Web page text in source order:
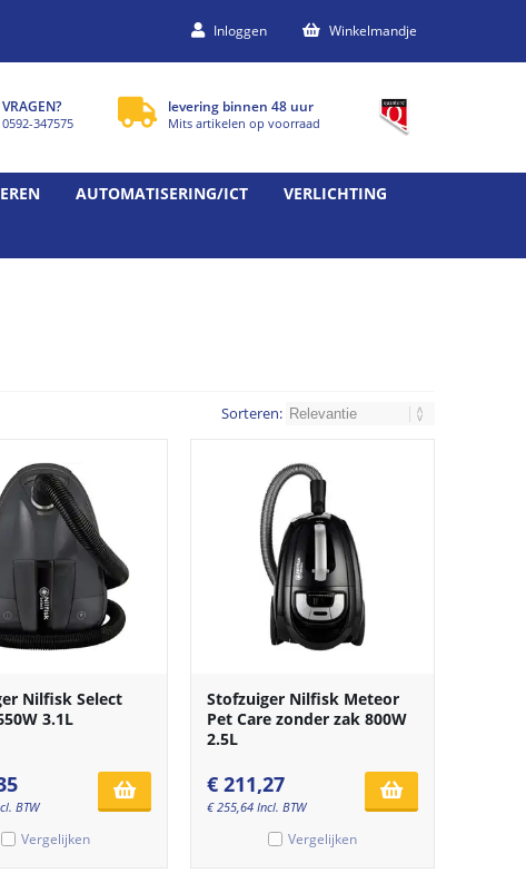
Inloggen Winkelmandje
levering binnen 48 uur
Mits artikelen op voorraad
VRAGEN?
0592-347575
AUTOMATISERING/ICT
VERLICHTING
Sorteren:
Nilfisk Select
3.1L
BTW
Vergelijken
Stofzuiger Nilfisk Meteor
Pet Care zonder zak 800W
2.5L
€ 211,27
€255,64 Incl. BTW
Vergelijken